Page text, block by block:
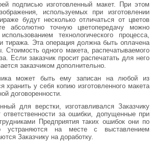
подписью изготовленный макет. При этом
используемых при изготовлении
будут несколько отличаться от цветов
абсолютно точную цветопередачу можно
технологического процесса,
тиража. Эта операция должна быть оплачена
одного макета, распечатываемого
Если заказчик просит распечатать для него
заказчиком дополнительно.
может быть ему записан на любой из
хранить у себя копию изготовленного макета
договоренности.
для верстки, изготавливался Заказчику
за ошибки, допущенные при
Предприятия таких ошибок они по
устраняются на месте с выставлением
Заказчику на доработку.